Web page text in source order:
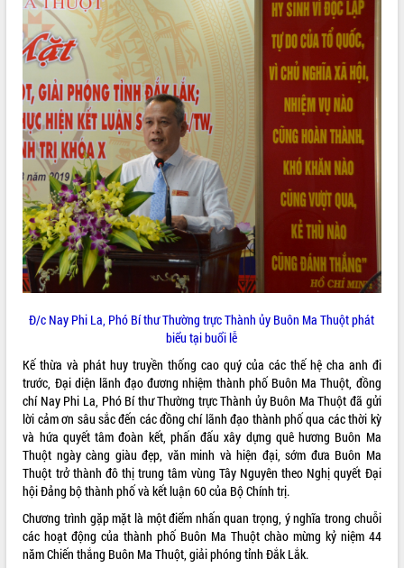
Đ/c Nay Phi La, Phó Bí thư Thường trực Thành ủy Buôn Ma Thuột phát
biểu tại buổi lễ
Kế thừa và phát huy truyền thống cao quý của các thế hệ cha anh đi
trước, Đại diện lãnh đạo đương nhiệm thành phố Buôn Ma Thuột, đồng
chí Nay Phi La, Phó Bí thư Thường trực Thành ủy Buôn Ma Thuột đã gửi
lời cảm ơn sâu sắc đến các đồng chí lãnh đạo thành phố qua các thời kỳ
và hứa quyết tâm đoàn kết, phấn đấu xây dựng quê hương Buôn Ma
Thuột ngày càng giàu đẹp, văn minh và hiện đại, sớm đưa Buôn Ma
Thuột trở thành đô thị trung tâm vùng Tây Nguyên theo Nghị quyết Đại
hội Đảng bộ thành phố và kết luận 60 của Bộ Chính trị.
Chương trình gặp mặt là một điểm nhấn quan trọng, ý nghĩa trong chuỗi
các hoạt động của thành phố Buôn Ma Thuột chào mừng kỷ niệm 44
năm Chiến thắng Buôn Ma Thuột, giải phóng tỉnh Đắk Lắk.